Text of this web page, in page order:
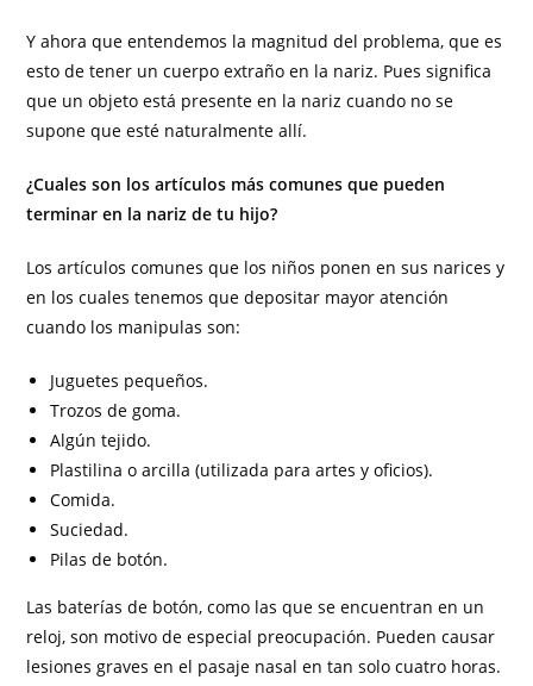
Y ahora que entendemos la magnitud del problema, que es
esto de tener un cuerpo extraño en la nariz. Pues significa
que un objeto está presente en la nariz cuando no se
supone que esté naturalmente allí.
¿Cuales son los artículos más comunes que pueden
terminar en la nariz de tu hijo?
Los artículos comunes que los niños ponen en sus narices y
en los cuales tenemos que depositar mayor atención
cuando los manipulas son:
Juguetes pequeños.
Trozos de goma.
Algún tejido.
Plastilina o arcilla (utilizada para artes y oficios).
Comida.
Suciedad.
Pilas de botón.
Las baterías de botón, como las que se encuentran en un
reloj, son motivo de especial preocupación. Pueden causar
lesiones graves en el pasaje nasal en tan solo cuatro horas.